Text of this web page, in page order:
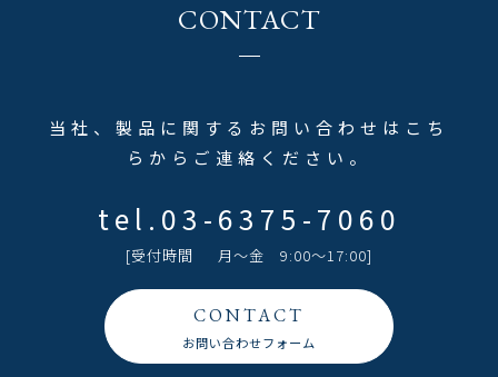
CONTACT
当社、製品に関するお問い合わせはこち
らからご連絡ください。
tel. 03-6375-7060
[受付時間 ⽉〜⾦ 9:00〜17:00]
CONTACT
お問い合わせフォーム